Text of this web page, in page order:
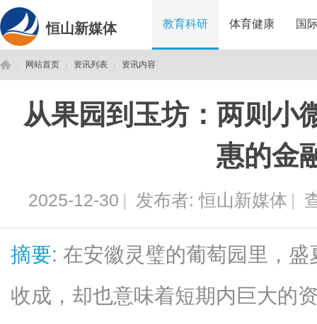
恒山新媒体 教育科研 体育健康 国
网站首页 资讯列表
›
资讯内容
从果园到玉坊：两则小
惠的金
2025-12-30 | 发布者:恒山新媒体 |
摘要: 在安徽灵璧的葡萄园里，
收成，却也意味着短期内巨大的